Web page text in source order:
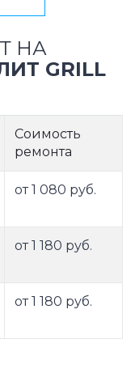
НА
GRILL
Соимость
ремонта
от 1 080 руб.
от 1 180 руб.
от 1 180 руб.